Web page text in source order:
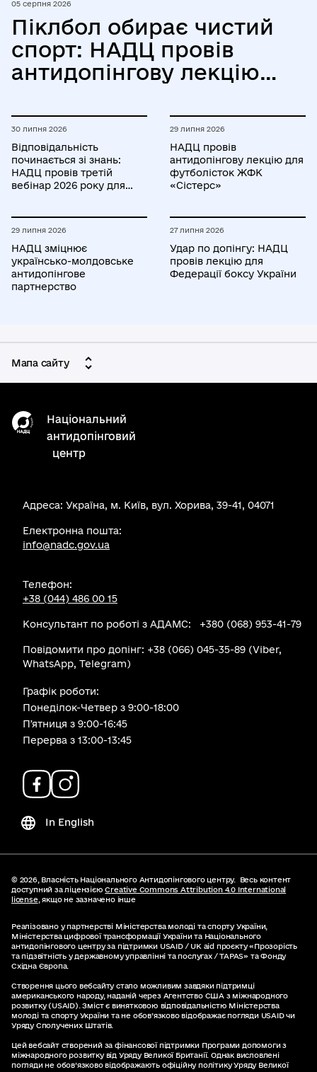
05 серпня 2026
Піклбол обирає чистий
спорт: НАДЦ провів
антидопінгову лекцію
федерації піклболу
30 липня 2026
Відповідальність
починається зі знань:
НАДЦ провів третій
вебінар 2026 року для
29 липня 2026
НАДЦ провів
антидопінгову лекцію для
футболісток ЖФК
«Сістерс»
29 липня 2026
НАДЦ зміцнює
українсько-молдовське
антидопінгове
партнерство
27 липня 2026
Удар по допінгу: НАДЦ
провів лекцію для
Федерації боксу України
Мапа сайту
Національний
антидопінговий
центр
Графік роботи:
Понеділок-Четвер з 9:00-18:00
Пʼятниця з 9:00-16:45
Перерва з 13:00-13:45
Адреса: Україна, м. Київ, вул. Хорива, 39-41, 04071
Електронна пошта:
info@nadc.gov.ua
Телефон:
+38 (044) 486 00 15
Консультант по роботі з АДАМС: +380 (068) 953-41-79
Повідомити про допінг: +38 (066) 045-35-89 (Viber,
WhatsApp, Telegram)
In English
© 2026, Власність Національного Антидопінгового центру.
Весь контент
доступний за ліцензієюCreative Commons Attribution 4.0 International
license, якщо не зазначено інше
Реалізовано у партнерстві Міністерства молоді та спорту України,
Міністерства цифрової трансформації України та Національного
антидопінгового центру за підтримки USAID / UK aid проєкту «Прозорість
та підзвітність у державному управлінні та послугах / TAPAS» та Фонду
Східна Європа.
Створення цього вебcайту стало можливим завдяки підтримці
американського народу, наданій через Агентство США з міжнародного
розвитку (USAID). Зміст є винятковою відповідальністю Міністерства
молоді та спорту України та не обов’язково відображає погляди USAID чи
Уряду Сполучених Штатів.
Цей вебсайт створений за фінансової підтримки Програми допомоги з
міжнародного розвитку від Уряду Великої Британії. Однак висловлені
погляди не обов’язково відображають офіційну політику Уряду Великої